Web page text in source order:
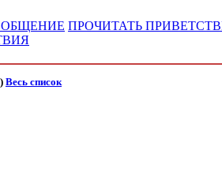
ПРОЧИТАТЬ
Весь список